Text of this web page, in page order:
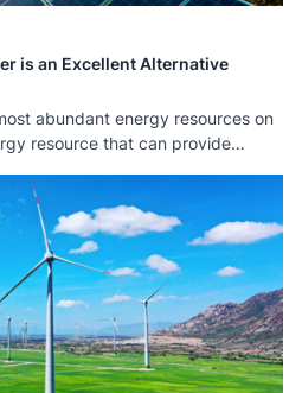
is an Excellent Alternative
abundant energy resources on
resource that can provide
can significantly benefit humans